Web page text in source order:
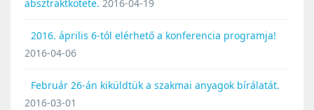
absztraktkötete. 2016-04-19
2016. április 6-tól elérhető a konferencia programja!
2016-04-06
Február 26-án kiküldtük a szakmai anyagok bírálatát.
2016-03-01